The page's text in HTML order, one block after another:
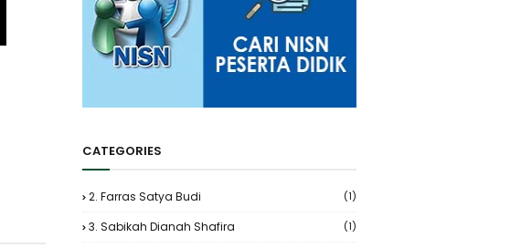
CATEGORIES
2. Farras Satya Budi (1)
3. Sabikah Dianah Shafira (1)